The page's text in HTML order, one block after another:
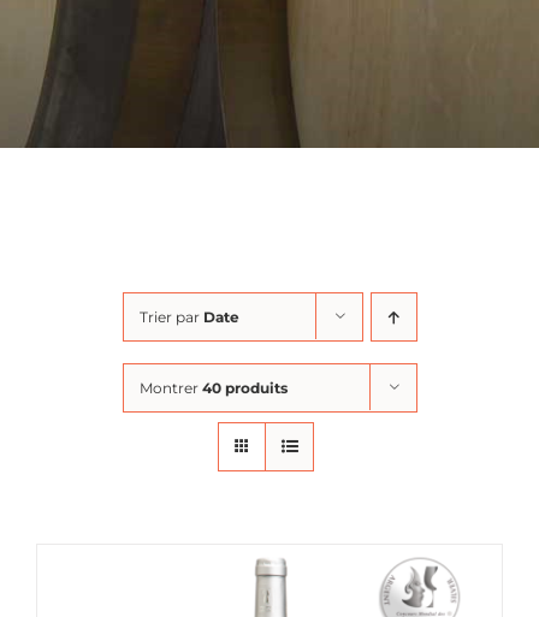
Trier par Date
Montrer 40 produits